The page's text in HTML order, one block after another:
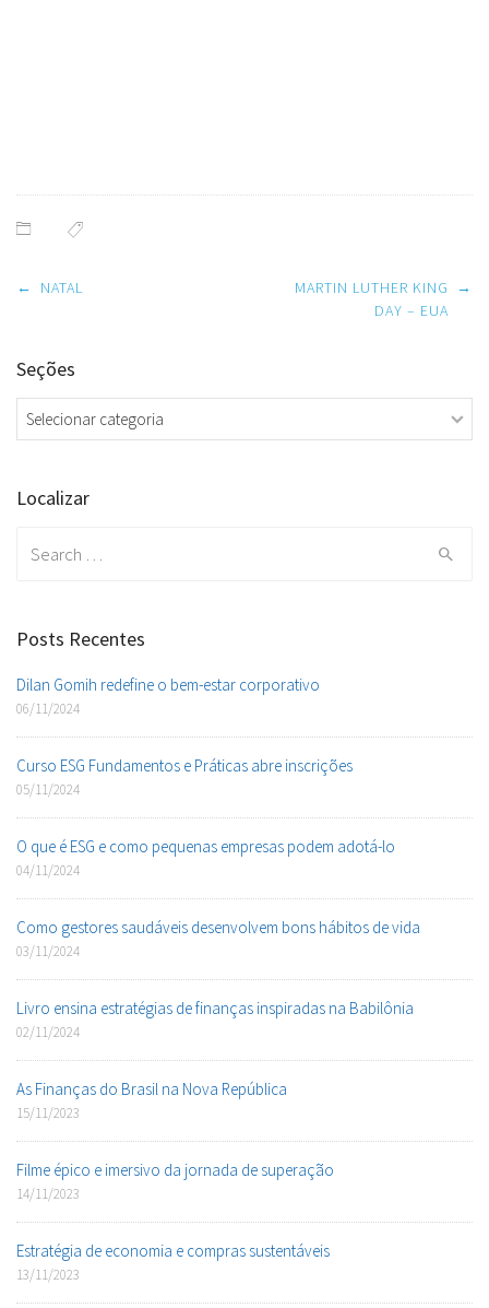
Post
← NATAL
MARTIN LUTHER KING
DAY – EUA
→
Seções
Seções
Localizar
Posts Recentes
Dilan Gomih redefine o bem-estar corporativo
06/11/2024
Curso ESG Fundamentos e Práticas abre inscrições
05/11/2024
O que é ESG e como pequenas empresas podem adotá-lo
04/11/2024
Como gestores saudáveis desenvolvem bons hábitos de vida
03/11/2024
Livro ensina estratégias de finanças inspiradas na Babilônia
02/11/2024
As Finanças do Brasil na Nova República
15/11/2023
Filme épico e imersivo da jornada de superação
14/11/2023
Estratégia de economia e compras sustentáveis
13/11/2023